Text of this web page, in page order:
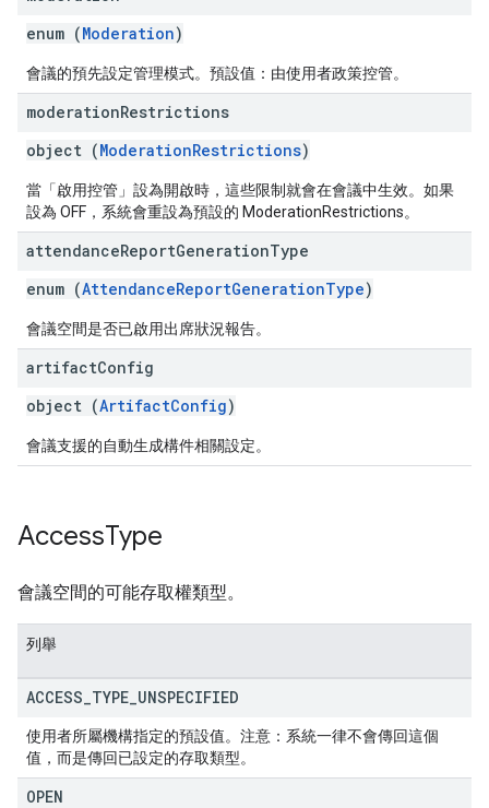
enum (Moderation)
會議的預先設定管理模式。預設值：由使用者政策控管。
moderationRestrictions
object (ModerationRestrictions)
當「啟用控管」設為開啟時，這些限制就會在會議中生效。如果
設為 OFF，系統會重設為預設的 ModerationRestrictions。
attendanceReportGenerationType
enum (AttendanceReportGenerationType)
會議空間是否已啟用出席狀況報告。
artifactConfig
object (ArtifactConfig)
會議支援的自動生成構件相關設定。
AccessType
會議空間的可能存取權類型。
列舉
ACCESS TYPE UNSPECIFIED
使用者所屬機構指定的預設值。注意：系統一律不會傳回這個
值，而是傳回已設定的存取類型。
OPEN